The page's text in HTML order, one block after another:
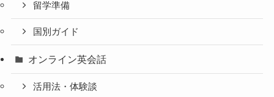
留学準備
国別ガイド
オンライン英会話
活用法・体験談